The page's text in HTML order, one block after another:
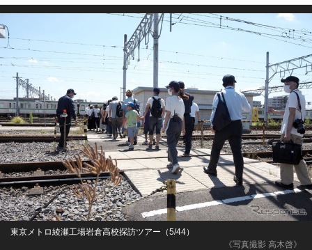
《写真撮影 高木啓》
東京メトロ綾瀬工場岩倉高校探訪ツアー（5/44）